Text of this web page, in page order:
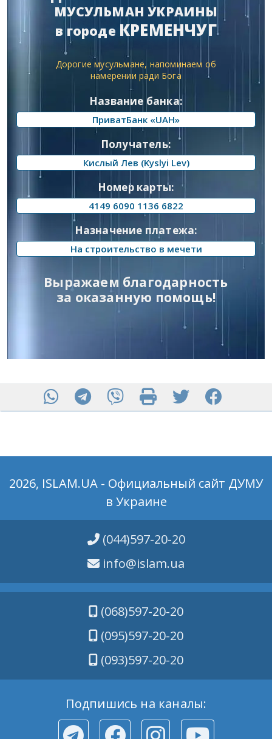
МУСУЛЬМАН УКРАИНЫ
в городе КРЕМЕНЧУГ
Дорогие мусульмане, напоминаем об
намерении ради Бога
Название банка:
ПриватБанк «UAH»
Получатель:
Кислый Лев (Kyslyi Lev)
Номер карты:
4149 6090 1136 6822
Назначение платежа:
На строительство в мечети
Выражаем благодарность
за оказанную помощь!
2026, ISLAM.UA - Официальный сайт ДУМУ
в Украине
(044)597-20-20
info@islam.ua
(068)597-20-20
(095)597-20-20
(093)597-20-20
Подпишись на каналы: